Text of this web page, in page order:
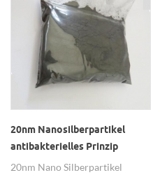
20nm Nanosilberpartikel
antibakterielles Prinzip
20nm Nano Silberpartikel